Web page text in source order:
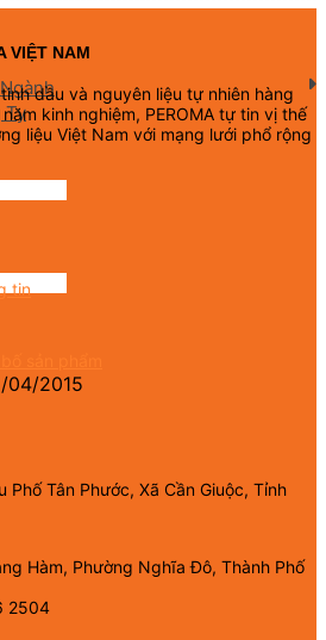
Ty
VIỆT NAM
dầu và nguyên liệu tự nhiên hàng
kinh nghiệm, PEROMA tự tin vị thế
liệu Việt Nam với mạng lưới phổ rộng
tin
04/2015
Phố Tân Phước, Xã Cần Giuộc, Tỉnh
Hàm, Phường Nghĩa Đô, Thành Phố
2504